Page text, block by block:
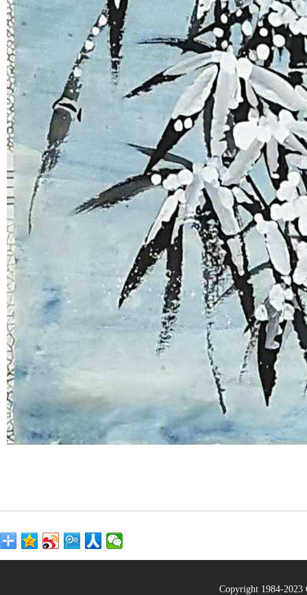
Copyright 1984-